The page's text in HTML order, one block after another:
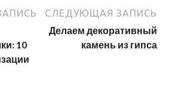
10
СЛЕДУЮЩАЯ ЗАПИСЬ
Делаем декоративный
камень из гипса